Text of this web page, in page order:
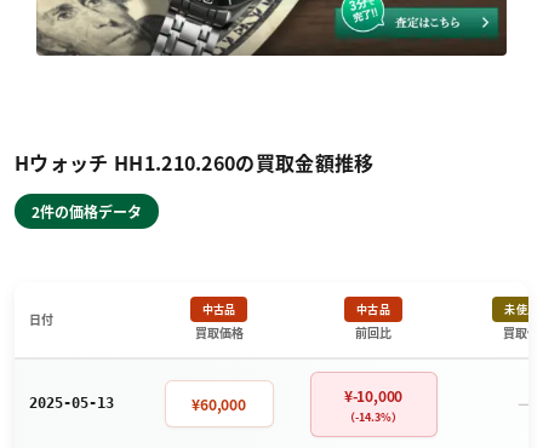
Hウォッチ HH1.210.260の買取金額推移
2件の価格データ
日付
中古品
買取価格
中古品
前回比
未使用
買取価
2025-05-13 ¥60,000 ¥-10,000
（-14.3%） －